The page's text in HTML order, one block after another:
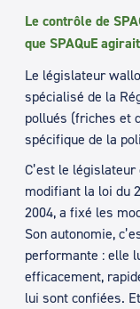
Le contrôle de
que SPAQuE
Le législateur
spécialisé de la
pollués (friches et
spécifique de la
C’est le
modifiant la loi du
2004, a fixé les
Son autonomie,
performante : elle
efficacement,
lui sont confiées.